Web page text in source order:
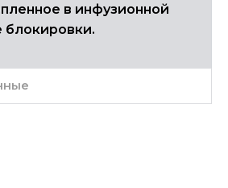
в инфузионной
блокировки.